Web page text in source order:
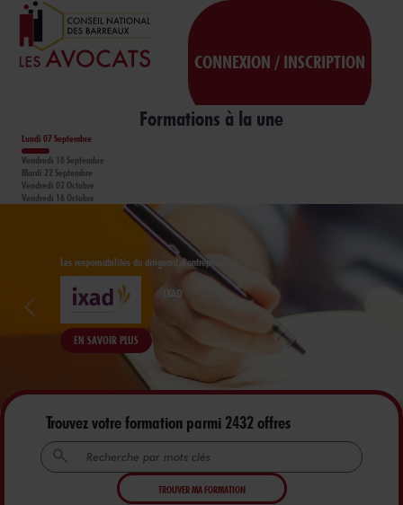
CONNEXION / INSCRIPTION
Formations à la une
Lundi 07 Septembre
Vendredi 18 Septembre
Mardi 22 Septembre
Vendredi 02 Octobre
Vendredi 16 Octobre
Les responsabilités du dirigeant d'entreprise
IXAD
EN SAVOIR PLUS
Précédent
Trouvez votre formation parmi 2432 offres
TROUVER MA FORMATION